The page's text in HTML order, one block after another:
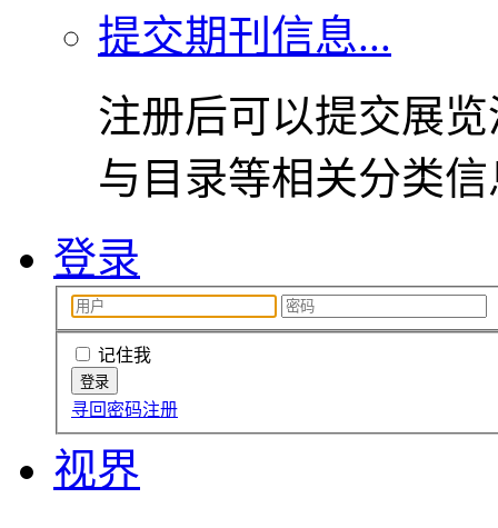
提交期刊信息...
注册后可以提交展
与目录等相关分类
登录
记住我
寻回密码注册
视界